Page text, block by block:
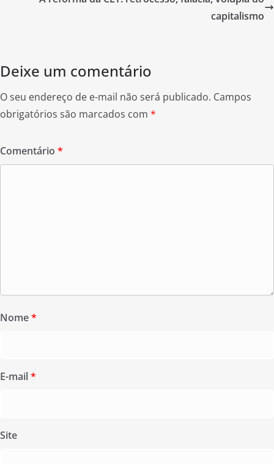
capitalismo
Deixe um comentário
O seu endereço de e-mail não será publicado. Campos
obrigatórios são marcados com *
Comentário *
Nome*
E-mail*
Site